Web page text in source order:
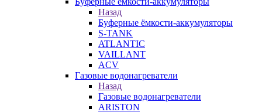
Назад
Буферные ёмкости-аккумуляторы
S-TANK
ATLANTIC
VAILLANT
ACV
Газовые водонагреватели
Назад
Газовые водонагреватели
ARISTON